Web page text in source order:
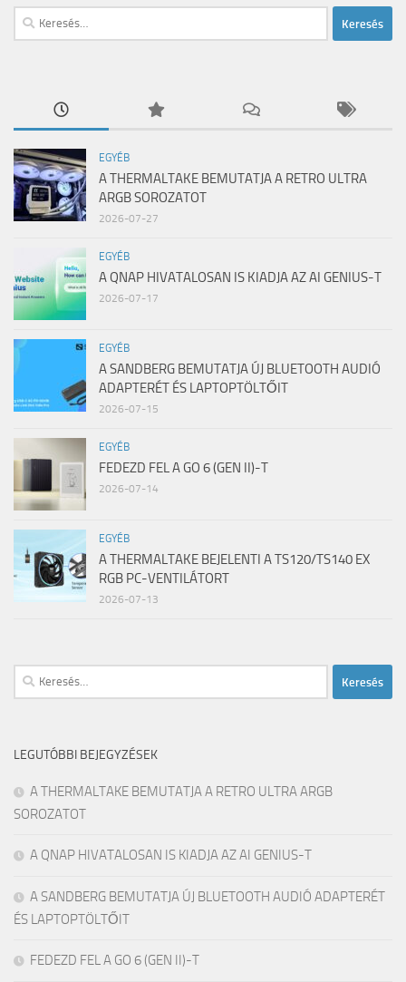
Keresés:
EGYÉB
A THERMALTAKE BEMUTATJA A RETRO ULTRA
ARGB SOROZATOT
2026-07-27
EGYÉB
A QNAP HIVATALOSAN IS KIADJA AZ AI GENIUS-T
2026-07-17
EGYÉB
A SANDBERG BEMUTATJA ÚJ BLUETOOTH AUDIÓ
ADAPTERÉT ÉS LAPTOPTÖLTŐIT
2026-07-15
EGYÉB
FEDEZD FEL A GO 6 (GEN II)-T
2026-07-14
EGYÉB
A THERMALTAKE BEJELENTI A TS120/TS140 EX
RGB PC-VENTILÁTORT
2026-07-13
Keresés:
LEGUTÓBBI BEJEGYZÉSEK
A THERMALTAKE BEMUTATJA A RETRO ULTRA ARGB
SOROZATOT
A QNAP HIVATALOSAN IS KIADJA AZ AI GENIUS-T
A SANDBERG BEMUTATJA ÚJ BLUETOOTH AUDIÓ ADAPTERÉT
ÉS LAPTOPTÖLTŐIT
FEDEZD FEL A GO 6 (GEN II)-T